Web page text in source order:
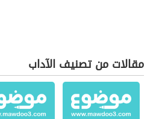
مقالات من تصنيف الآداب